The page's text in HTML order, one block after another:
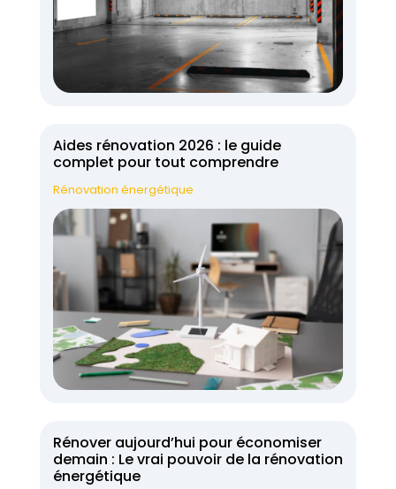
Aides rénovation 2026 : le guide
complet pour tout comprendre
Rénovation énergétique
Rénover aujourd’hui pour économiser
demain : Le vrai pouvoir de la rénovation
énergétique